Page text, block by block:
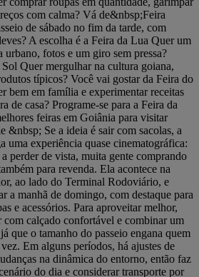
com calma? Vá de&nbsp;Feira
de sábado no fim da tarde, com
A escolha é a Feira da Lua Quer um
fotos e um giro sem pressa?
Quer mergulhar na cultura goiana,
típicos? Você vai gostar da Feira do
bem em família e experimentar receitas
de casa? Programe-se para a Feira da
feiras em Goiânia para visitar
&nbsp; Se a ideia é sair com sacolas, a
uma experiência quase cinematográfica:
a perder de vista, muita gente comprando
para revenda. Ela acontece na
ao lado do Terminal Rodoviário, e
a manhã de domingo, com destaque para
e acessórios. Para aproveitar melhor,
com calçado confortável e combinar um
que o tamanho do passeio engana quem
Em alguns períodos, há ajustes de
na dinâmica do entorno, então faz
do dia e considerar transporte por